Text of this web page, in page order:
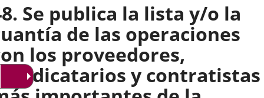
Se publica la lista y/o la
de las operaciones
los proveedores,
y contratistas